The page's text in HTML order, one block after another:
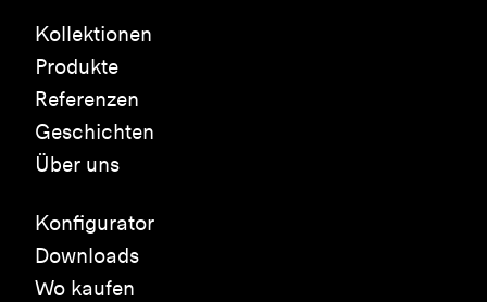
Kollektionen
Produkte
Referenzen
Geschichten
Über uns
Konfigurator
Downloads
Wo kaufen